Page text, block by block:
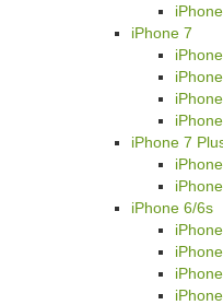
iPhone 7
iPhone 7
iPhone 6/6s